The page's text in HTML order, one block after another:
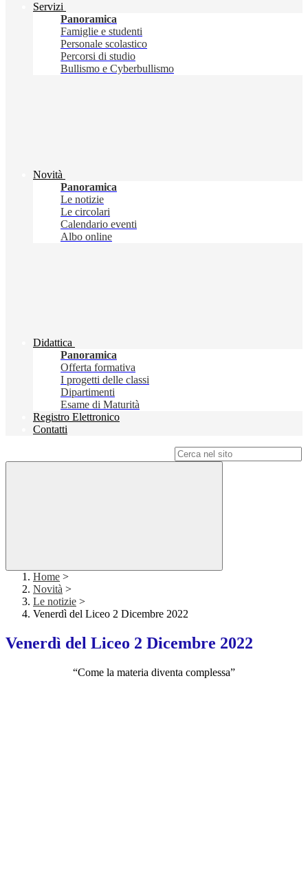
Servizi
Panoramica
Famiglie e studenti
Personale scolastico
Percorsi di studio
Bullismo e Cyberbullismo
Novità
Panoramica
Le notizie
Le circolari
Calendario eventi
Albo online
Didattica
Panoramica
Offerta formativa
I progetti delle classi
Dipartimenti
Esame di Maturità
Registro Elettronico
Contatti
Home >
Novità >
Le notizie >
Venerdì del Liceo 2 Dicembre 2022
Venerdì del Liceo 2 Dicembre 2022
“Come la materia diventa complessa”